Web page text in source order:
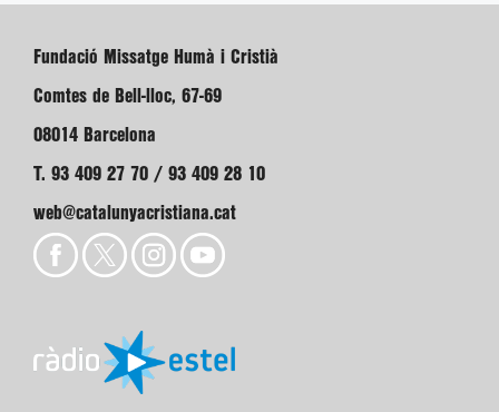
Fundació Missatge Humà i Cristià
Comtes de Bell-lloc, 67-69
08014 Barcelona
T. 93 409 27 70 / 93 409 28 10
web@catalunyacristiana.cat